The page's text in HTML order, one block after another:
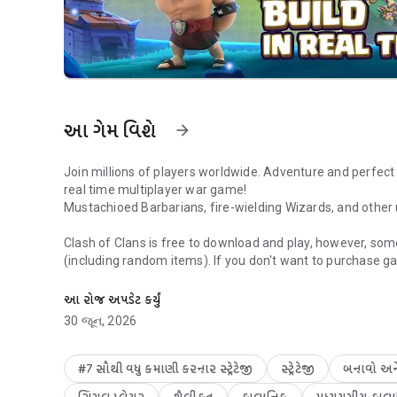
આ ગેમ વિશે arrow_forward
Join millions of players worldwide. Adventure and
real time multiplayer war game!
Mustachioed Barbarians, fire-wielding Wizards, and
Clash of Clans is free to download and play, however,
(including random items). If you don't want to purchase
Classic Features:
● Build and battle in real time: Customize your layout
Multiplayer:
આ રોજ અપડેટ કર્યું
30 જૂન, 2026
#7 સૌથી વધુ કમાણી કરનાર સ્ટ્રેટેજી સ્ટ્રેટેજી બનાવો